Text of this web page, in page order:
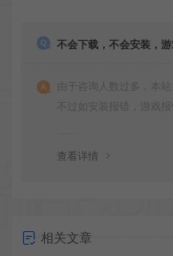
不会下载，不会安装，
由于咨询人数过多，本
不过如安装报错，游戏
查看详情
相关文章